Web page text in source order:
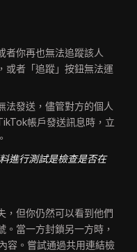
者你再也無法追蹤該人
或者「追蹤」按鈕無法運
法發送，儘管對方的個人
帳戶發送訊息時，立
進行測試是檢查是否在
，但你仍然可以看到他們
。當一方封鎖另一方時，
容。嘗試通過共用連結檢